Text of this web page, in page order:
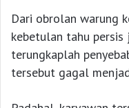
Dari obrolan warung
kebetulan tahu
terungkaplah
tersebut gagal